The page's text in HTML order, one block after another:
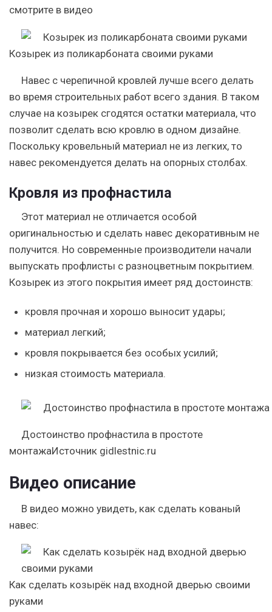
смотрите в видео
Козырек из поликарбоната своими руками
Навес с черепичной кровлей лучше всего делать
во время строительных работ всего здания. В таком
случае на козырек сгодятся остатки материала, что
позволит сделать всю кровлю в одном дизайне.
Поскольку кровельный материал не из легких, то
навес рекомендуется делать на опорных столбах.
Кровля из профнастила
Этот материал не отличается особой
оригинальностью и сделать навес декоративным не
получится. Но современные производители начали
выпускать профлисты с разноцветным покрытием.
Козырек из этого покрытия имеет ряд достоинств:
кровля прочная и хорошо выносит удары;
материал легкий;
кровля покрывается без особых усилий;
низкая стоимость материала.
Достоинство профнастила в простоте
монтажаИсточник gidlestnic.ru
Видео описание
В видео можно увидеть, как сделать кованый
навес:
Как сделать козырёк над входной дверью своими
руками